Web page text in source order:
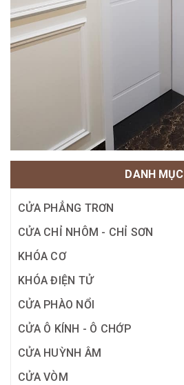
DANH MỤC
CỬA PHẲNG TRƠN
CỬA CHỈ NHÔM - CHỈ SƠN
KHÓA CƠ
KHÓA ĐIỆN TỬ
CỬA PHÀO NỔI
CỬA Ô KÍNH - Ô CHỚP
CỬA HUỲNH ÂM
CỬA VÒM